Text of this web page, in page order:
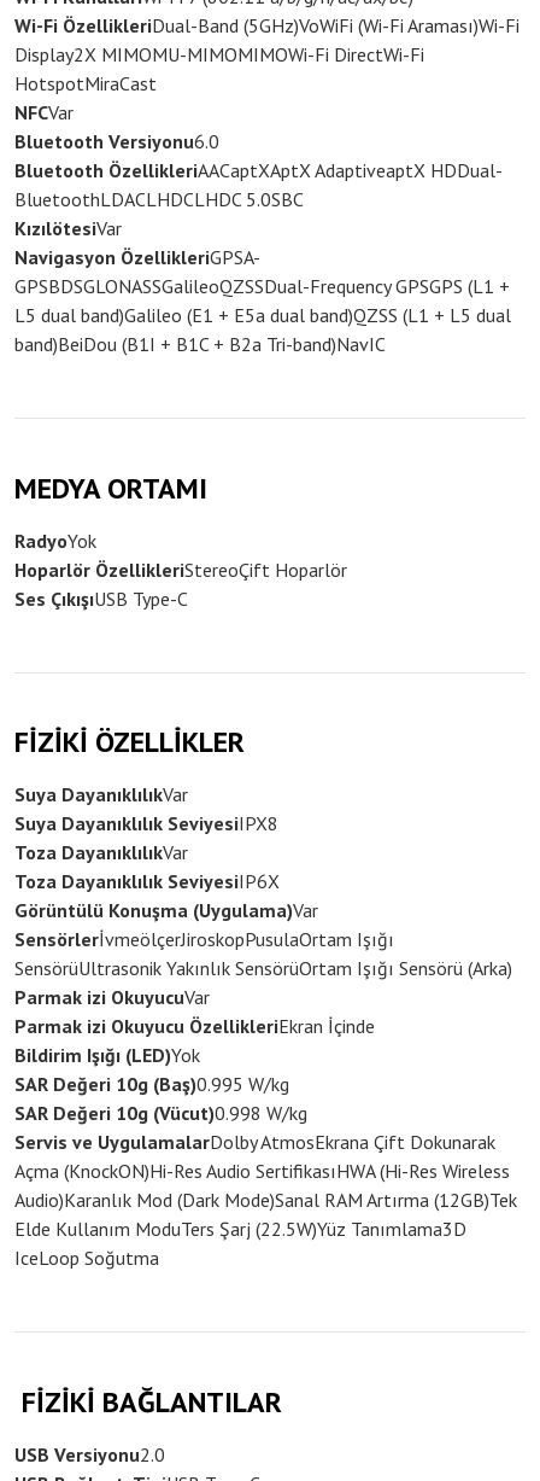
Wi-Fi ÖzellikleriDual-Band (5GHz)VoWiFi (Wi-Fi Araması)Wi-Fi
Display2X MIMOMU-MIMOMIMOWi-Fi DirectWi-Fi
HotspotMiraCast
NFCVar
Bluetooth Versiyonu6.0
Bluetooth ÖzellikleriAACaptXAptX AdaptiveaptX HDDual-
BluetoothLDACLHDCLHDC 5.0SBC
KızılötesiVar
Navigasyon ÖzellikleriGPSA-
GPSBDSGLONASSGalileoQZSSDual-Frequency GPSGPS (L1 +
L5 dual band)Galileo (E1 + E5a dual band)QZSS (L1 + L5 dual
band)BeiDou (B1I + B1C + B2a Tri-band)NavIC
MEDYA ORTAMI
RadyoYok
Hoparlör ÖzellikleriStereoÇift Hoparlör
Ses ÇıkışıUSB Type-C
FİZİKİ ÖZELLİKLER
Suya DayanıklılıkVar
Suya Dayanıklılık SeviyesiIPX8
Toza DayanıklılıkVar
Toza Dayanıklılık SeviyesiIP6X
Görüntülü Konuşma (Uygulama)Var
SensörlerİvmeölçerJiroskopPusulaOrtam Işığı
SensörüUltrasonik Yakınlık SensörüOrtam Işığı Sensörü (Arka)
Parmak izi OkuyucuVar
Parmak izi Okuyucu ÖzellikleriEkran İçinde
Bildirim Işığı (LED)Yok
SAR Değeri 10g (Baş)0.995 W/kg
SAR Değeri 10g (Vücut)0.998 W/kg
Servis ve UygulamalarDolby AtmosEkrana Çift Dokunarak
Açma (KnockON)Hi-Res Audio SertifikasıHWA (Hi-Res Wireless
Audio)Karanlık Mod (Dark Mode)Sanal RAM Artırma (12GB)Tek
Elde Kullanım ModuTers Şarj (22.5W)Yüz Tanımlama3D
IceLoop Soğutma
FİZİKİ BAĞLANTILAR
USB Versiyonu2.0